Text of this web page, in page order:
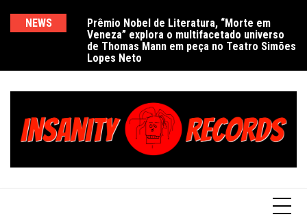
NEWS
Prêmio Nobel de Literatura, “Morte em
Veneza” explora o multifacetado universo
de Thomas Mann em peça no Teatro Simões
Lopes Neto